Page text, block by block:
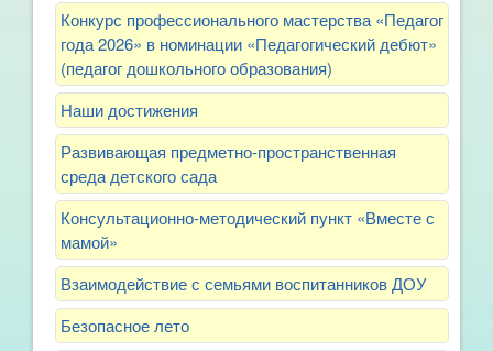
Конкурс профессионального мастерства «Педагог
года 2026» в номинации «Педагогический дебют»
(педагог дошкольного образования)
Наши достижения
Развивающая предметно-пространственная
среда детского сада
Консультационно-методический пункт «Вместе с
мамой»
Взаимодействие с семьями воспитанников ДОУ
Безопасное лето